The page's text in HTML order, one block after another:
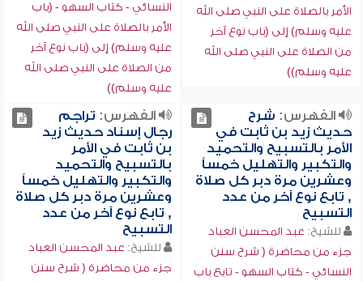
الأمر بالصلاة على النبي صلى الله
عليه وسلم) إلى (باب نوع آخر
من الصلاة على النبي صلى الله
عليه وسلم))
النسائي - كتاب السهو - (باب
الأمر بالصلاة على النبي صلى الله
عليه وسلم) إلى (باب نوع آخر
من الصلاة على النبي صلى الله
عليه وسلم))
الفهرس: شرح
حديث زيد بن ثابت في
الأمر بالتسبيح والتحميد
والتكبير والتهليل خمساً
وعشرين مرة دبر كل صلاة
, تابع نوع آخر من عدد
التسبيح
للشيخ: عبد المحسن العباد
جزء من محاضرة ( شرح سنن
النسائي - كتاب السهو - تابع باب
الفهرس: تراجم
رجال إسناد حديث زيد
بن ثابت في الأمر
بالتسبيح والتحميد
والتكبير والتهليل خمساً
وعشرين مرة دبر كل صلاة
, تابع نوع آخر من عدد
التسبيح
للشيخ: عبد المحسن العباد
جزء من محاضرة ( شرح سنن